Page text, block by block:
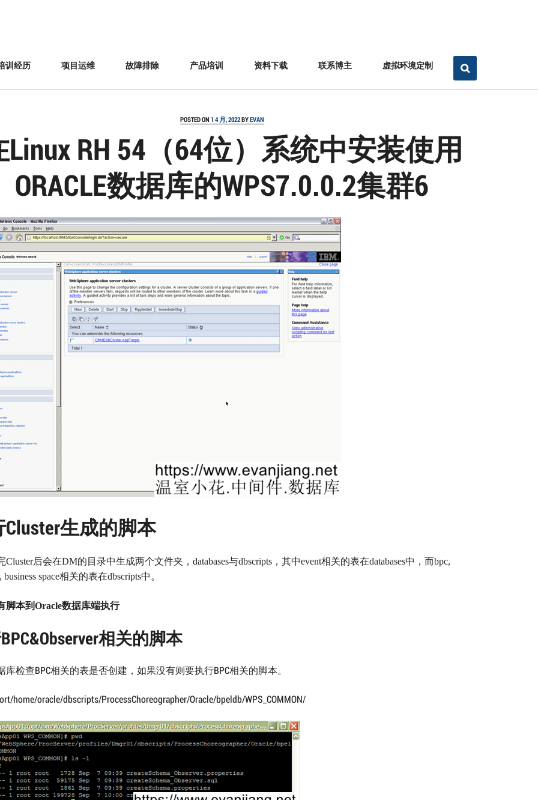
训经历 项目运维 故障排除 产品培训 资料下载 联系博主 虚拟环境定制
POSTED ON 1 4 月, 2022BYEVAN
Linux RH 54（64位）系统中安装使用
ORACLE数据库的WPS7.0.0.2集群6
生成的脚本
Cluster后会在DM的目录中生成两个文件夹， databases与dbscripts，其中event相关的表在databases中，而bpc,
business space相关的表在dbscripts中。
脚本到Oracle数据库端执行
相关的脚本
库检查BPC相关的表是否创建，如果没有则要执行BPC相关的脚本。
home/oracle/dbscripts/ProcessChoreographer/Oracle/bpeldb/WPS_COMMON/